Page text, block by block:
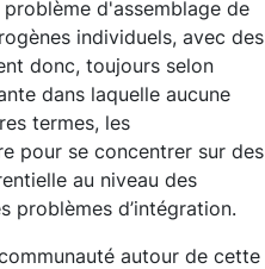
d'assemblage de
individuels, avec des
donc, toujours selon
dans laquelle aucune
termes, les
pour se concentrer sur des
au niveau des
problèmes d’intégration.
autour de cette